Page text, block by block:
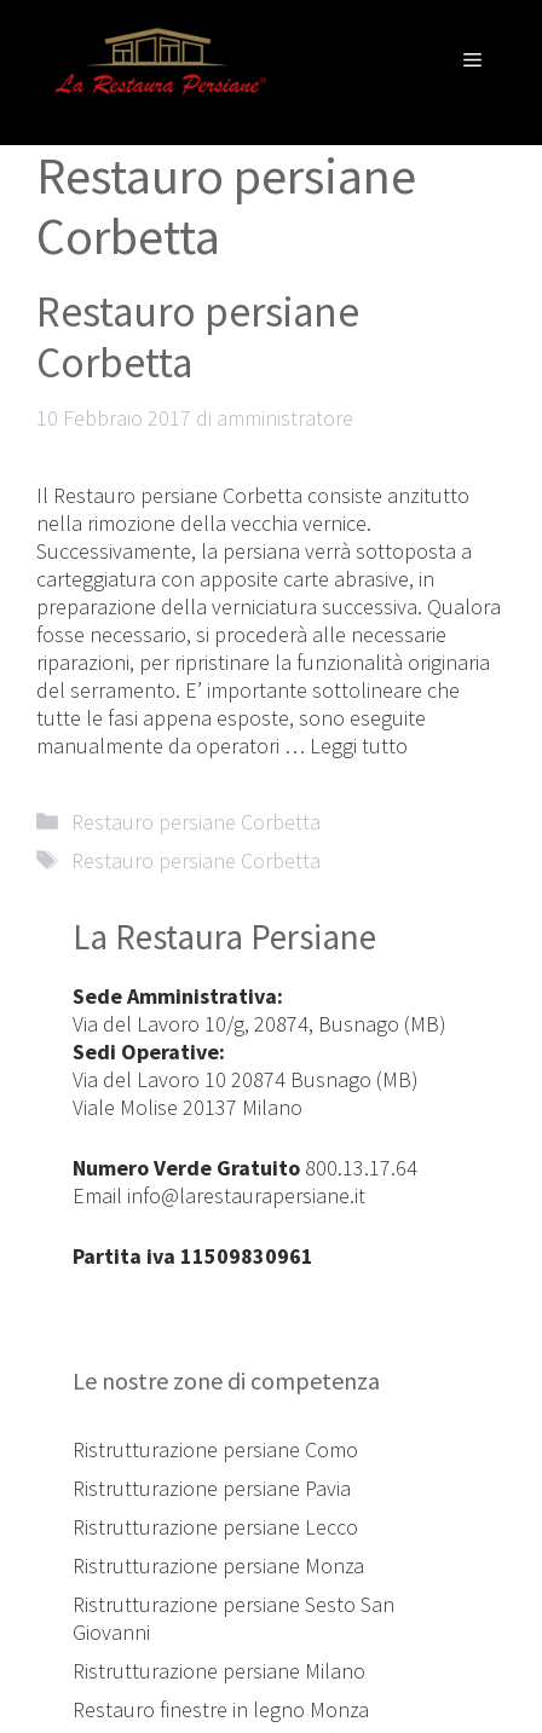
contenuto
Menu
Restauro persiane
Corbetta
Restauro persiane
Corbetta
10 Febbraio 2017 di amministratore
Il Restauro persiane Corbetta consiste anzitutto
nella rimozione della vecchia vernice.
Successivamente, la persiana verrà sottoposta a
carteggiatura con apposite carte abrasive, in
preparazione della verniciatura successiva. Qualora
fosse necessario, si procederà alle necessarie
riparazioni, per ripristinare la funzionalità originaria
del serramento. E’ importante sottolineare che
tutte le fasi appena esposte, sono eseguite
manualmente da operatori … Leggi tutto
Categorie
Restauro persiane Corbetta
Tag
Restauro persiane Corbetta
La Restaura Persiane
Sede Amministrativa:
Via del Lavoro 10/g, 20874, Busnago (MB)
Sedi Operative:
Via del Lavoro 10 20874 Busnago (MB)
Viale Molise 20137 Milano
Numero Verde Gratuito 800.13.17.64
Email info@larestaurapersiane.it
Partita iva 11509830961
Le nostre zone di competenza
Ristrutturazione persiane Como
Ristrutturazione persiane Pavia
Ristrutturazione persiane Lecco
Ristrutturazione persiane Monza
Ristrutturazione persiane Sesto San
Giovanni
Ristrutturazione persiane Milano
Restauro finestre in legno Monza